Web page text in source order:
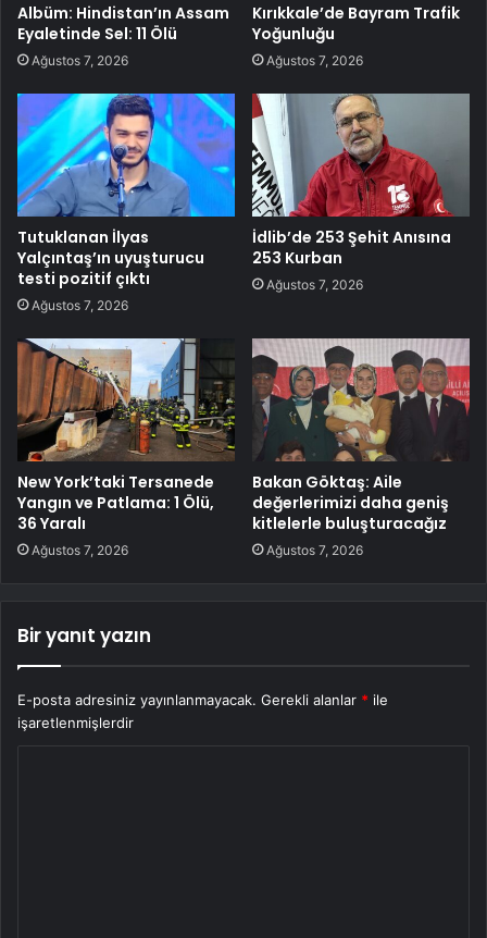
Albüm: Hindistan’ın Assam
Eyaletinde Sel: 11 Ölü
Ağustos 7, 2026
Kırıkkale’de Bayram Trafik
Yoğunluğu
Ağustos 7, 2026
Tutuklanan İlyas
Yalçıntaş’ın uyuşturucu
testi pozitif çıktı
Ağustos 7, 2026
İdlib’de 253 Şehit Anısına
253 Kurban
Ağustos 7, 2026
New York’taki Tersanede
Yangın ve Patlama: 1 Ölü,
36 Yaralı
Ağustos 7, 2026
Bakan Göktaş: Aile
değerlerimizi daha geniş
kitlelerle buluşturacağız
Ağustos 7, 2026
Bir yanıt yazın
E-posta adresiniz yayınlanmayacak. Gerekli alanlar * ile
işaretlenmişlerdir